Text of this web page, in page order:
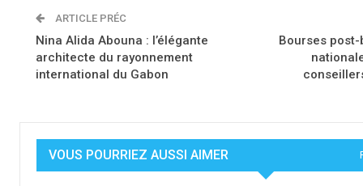
ARTICLE PRÉC
Nina Alida Abouna : l’élégante
architecte du rayonnement
international du Gabon
Bourses post-
VOUS POURRIEZ AUSSI AIMER